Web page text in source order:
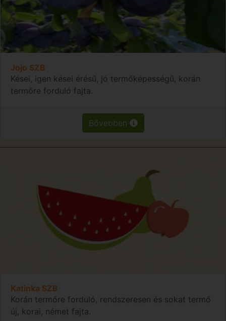
Jojo SZB
Kései, igen kései érésű, jó termőképességű, korán
termőre forduló fajta.
Bővebben
Katinka SZB
Korán termőre forduló, rendszeresen és sokat termő
új, korai, német fajta.